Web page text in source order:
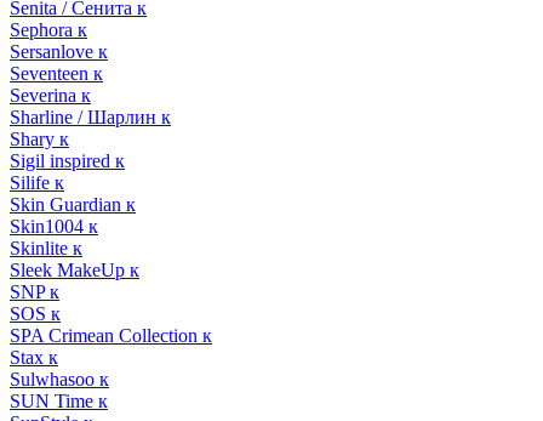
Senita / Сенита к
Sephora к
Sersanlove к
Seventeen к
Severina к
Sharline / Шарлин к
Shary к
Sigil inspired к
Silife к
Skin Guardian к
Skin1004 к
Skinlite к
Sleek MakeUp к
SNP к
SOS к
SPA Crimean Collection к
Stax к
Sulwhasoo к
SUN Time к